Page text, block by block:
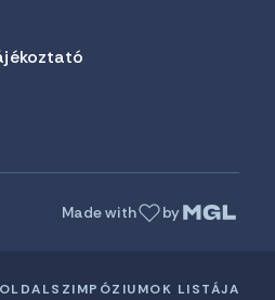
Made with by
SZIMPÓZIUMOK LISTÁJA